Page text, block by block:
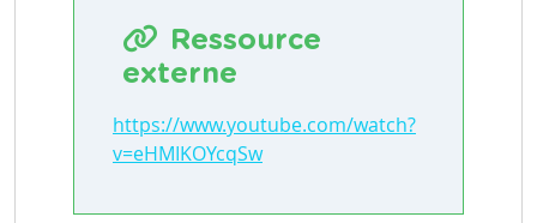
Ressource
externe
https://www.youtube.com/watch?
v=eHMIKOYcqSw